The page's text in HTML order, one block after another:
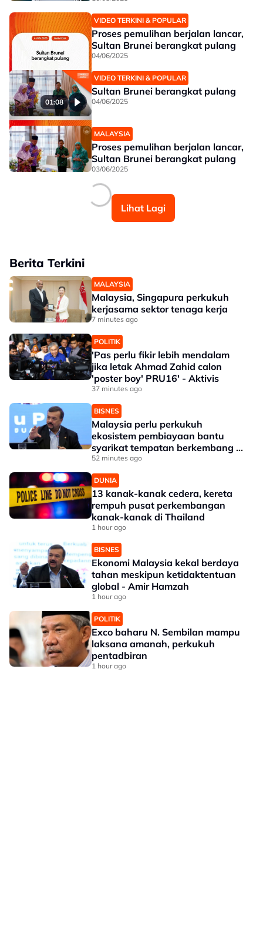
01:08
VIDEO TERKINI & POPULAR
Proses pemulihan berjalan lancar,
Sultan Brunei berangkat pulang
04/06/2025
01:08
VIDEO TERKINI & POPULAR
Sultan Brunei berangkat pulang
04/06/2025
MALAYSIA
Proses pemulihan berjalan lancar,
Sultan Brunei berangkat pulang
03/06/2025
Lihat Lagi
Berita Terkini
MALAYSIA
Malaysia, Singapura perkukuh
kerjasama sektor tenaga kerja
7 minutes ago
POLITIK
'Pas perlu fikir lebih mendalam
jika letak Ahmad Zahid calon
'poster boy' PRU16' - Aktivis
37 minutes ago
BISNES
Malaysia perlu perkukuh
ekosistem pembiayaan bantu
syarikat tempatan berkembang --
Amir Hamzah
52 minutes ago
DUNIA
13 kanak-kanak cedera, kereta
rempuh pusat perkembangan
kanak-kanak di Thailand
1 hour ago
BISNES
Ekonomi Malaysia kekal berdaya
tahan meskipun ketidaktentuan
global - Amir Hamzah
1 hour ago
POLITIK
Exco baharu N. Sembilan mampu
laksana amanah, perkukuh
pentadbiran
1 hour ago